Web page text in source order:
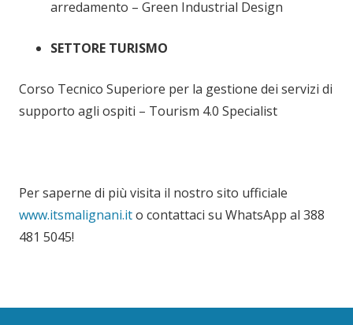
arredamento – Green Industrial Design
SETTORE TURISMO
Corso Tecnico Superiore per la gestione dei servizi di
supporto agli ospiti – Tourism 4.0 Specialist
Per saperne di più visita il nostro sito ufficiale
www.itsmalignani.ito contattaci su WhatsApp al 388
481 5045!